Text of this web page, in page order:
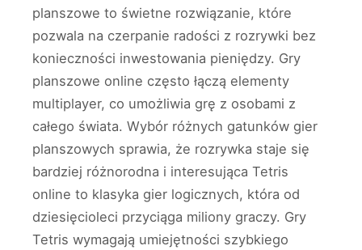
planszowe to świetne rozwiązanie, które
pozwala na czerpanie radości z rozrywki bez
konieczności inwestowania pieniędzy. Gry
planszowe online często łączą elementy
multiplayer, co umożliwia grę z osobami z
całego świata. Wybór różnych gatunków gier
planszowych sprawia, że rozrywka staje się
bardziej różnorodna i interesująca Tetris
online to klasyka gier logicznych, która od
dziesięcioleci przyciąga miliony graczy. Gry
Tetris wymagają umiejętności szybkiego